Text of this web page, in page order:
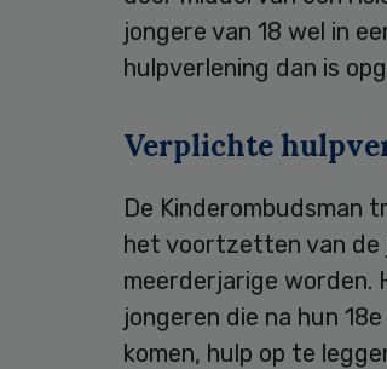
jongere van 18 wel in
hulpverlening dan is
Verplichte
De Kinderombudsman
het voortzetten van de
meerderjarige worden.
jongeren die na hun
komen, hulp op te